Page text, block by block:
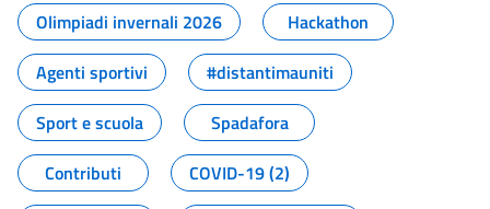
Olimpiadi invernali 2026
Hackathon
Agenti sportivi
#distantimauniti
Sport e scuola
Spadafora
Contributi
COVID-19 (2)